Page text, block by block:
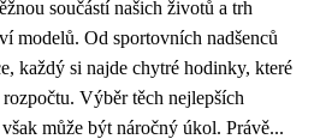
součástí našich životů a trh
modelů. Od sportovních nadšenců
každý si najde chytré hodinky, které
Výběr těch nejlepších
může být náročný úkol. Právě...